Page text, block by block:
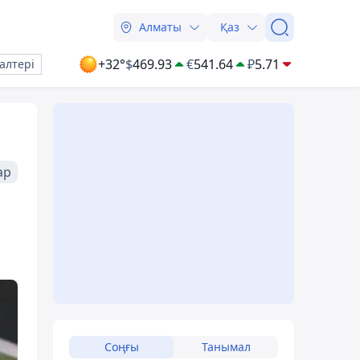
Алматы Қаз
+32°$469.93 €541.64 ₽5.71
Соңғы Танымал